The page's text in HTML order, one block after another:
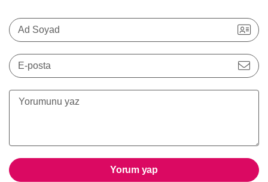
Ad Soyad
E-posta
Yorum yap